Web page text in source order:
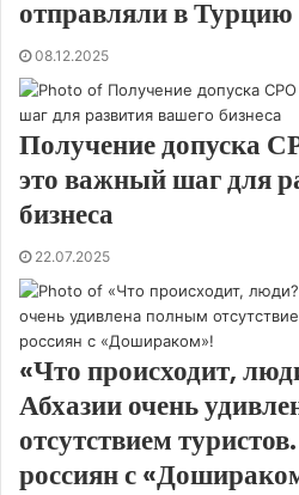
отправляли в Турцию
08.12.2025
Получение допуска
это важный шаг для
бизнеса
22.07.2025
«Что происходит,
Абхазии очень
отсутствием
россиян с